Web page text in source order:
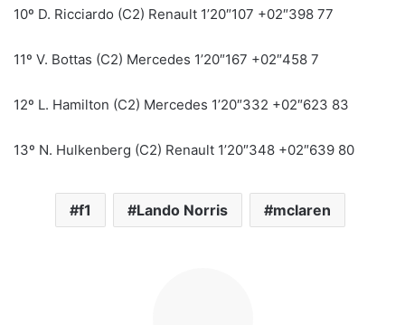
10º D. Ricciardo (C2) Renault 1’20″107 +02″398 77
11º V. Bottas (C2) Mercedes 1’20″167 +02″458 7
12º L. Hamilton (C2) Mercedes 1’20″332 +02″623 83
13º N. Hulkenberg (C2) Renault 1’20″348 +02″639 80
f1 Lando Norris mclaren